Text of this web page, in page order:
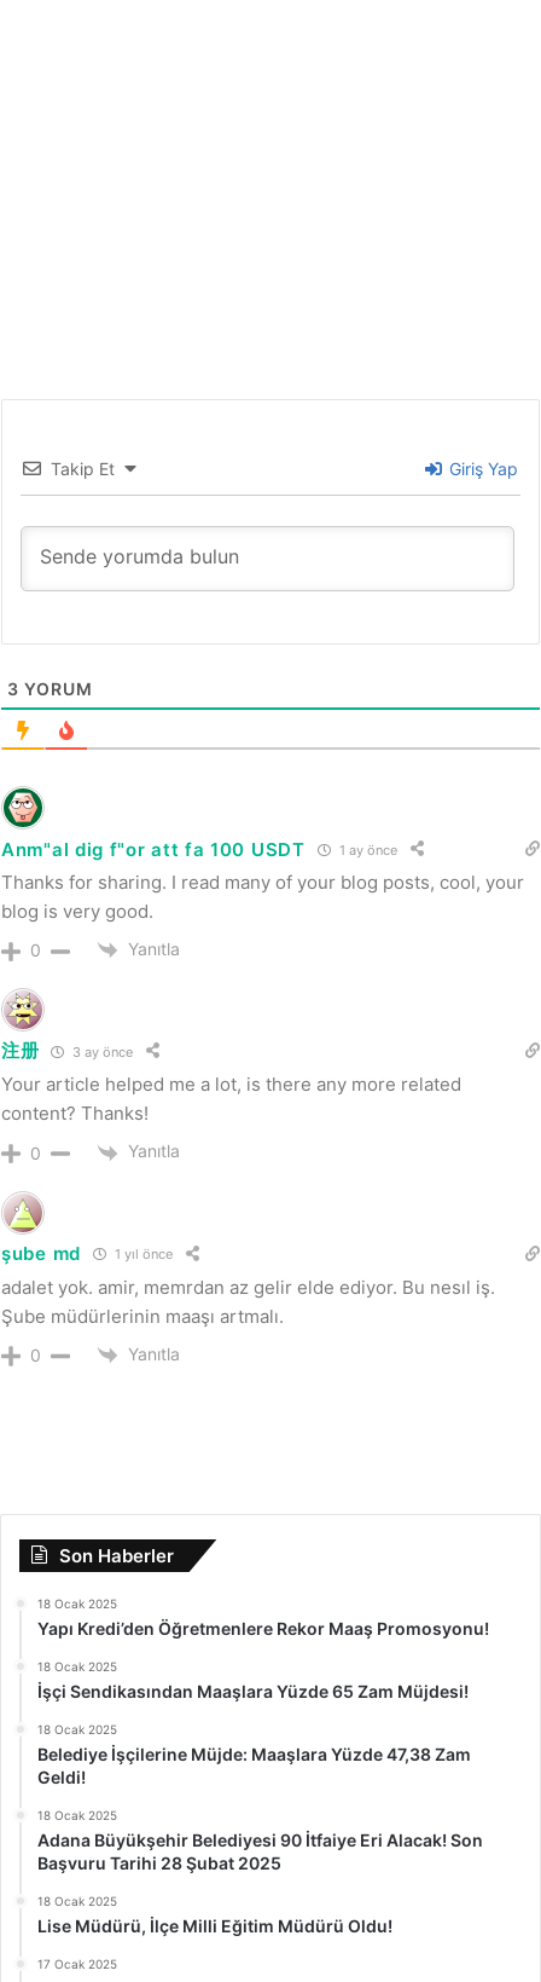
Takip Et Giriş Yap
3 YORUM
Anm"al dig f"or att fa 100 USDT 1 ay önce
Thanks for sharing. I read many of your blog posts, cool, your
blog is very good.
0 Yanıtla
注册 3 ay önce
Your article helped me a lot, is there any more related
content? Thanks!
0 Yanıtla
şube md 1 yıl önce
adalet yok. amir, memrdan az gelir elde ediyor. Bu nesıl iş.
Şube müdürlerinin maaşı artmalı.
0 Yanıtla
Son Haberler
18 Ocak 2025
Yapı Kredi’den Öğretmenlere Rekor Maaş Promosyonu!
18 Ocak 2025
İşçi Sendikasından Maaşlara Yüzde 65 Zam Müjdesi!
18 Ocak 2025
Belediye İşçilerine Müjde: Maaşlara Yüzde 47,38 Zam
Geldi!
18 Ocak 2025
Adana Büyükşehir Belediyesi 90 İtfaiye Eri Alacak! Son
Başvuru Tarihi 28 Şubat 2025
18 Ocak 2025
Lise Müdürü, İlçe Milli Eğitim Müdürü Oldu!
17 Ocak 2025